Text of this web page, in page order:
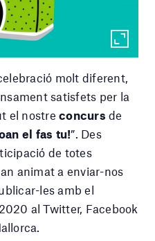
molt diferent,
satisfets per la
el nostreconcursde
el fas tu!”. Des
de totes
animat a enviar-nos
les amb el
al Twitter, Facebook